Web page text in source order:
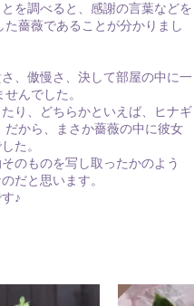
を調べると、感謝の言葉などを
薔薇であることが分かりまし
、傲慢さ、決して部屋の中に一
んでした。
り、どちらかといえば、ヒナギ
から、まさか薔薇の中に彼女
た。
のものを写し取ったかのよう
だと思います。
♪